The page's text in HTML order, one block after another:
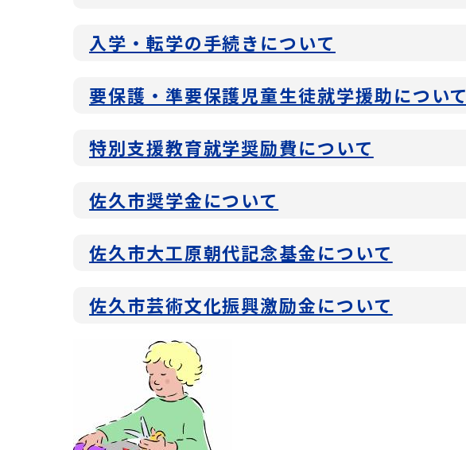
入学・転学の手続きについて
要保護・準要保護児童生徒就学援助について
特別支援教育就学奨励費について
佐久市奨学金について
佐久市大工原朝代記念基金について
佐久市芸術文化振興激励金について